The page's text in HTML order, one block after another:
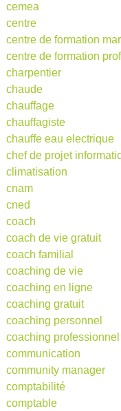
cemea
centre
centre de formation
centre de formation
charpentier
chaude
chauffage
chauffagiste
chauffe eau electrique
chef de projet
climatisation
cnam
cned
coach
coach de vie gratuit
coach familial
coaching de vie
coaching en ligne
coaching gratuit
coaching personnel
coaching professionnel
communication
community manager
comptabilité
comptable